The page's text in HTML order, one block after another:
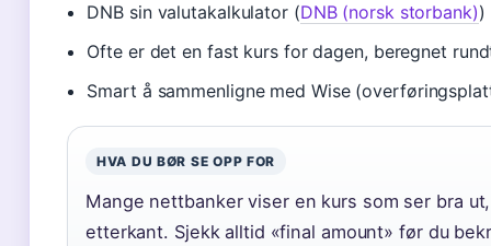
DNB sin valutakalkulator (DNB (norsk storbank))
Ofte er det en fast kurs for dagen, beregnet
Smart å sammenligne med Wise
HVA DU BØR SE OPP FOR
Mange nettbanker viser en kurs som ser bra
etterkant. Sjekk alltid «final amount» før du